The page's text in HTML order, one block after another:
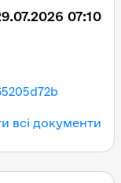
07:10
всі документи